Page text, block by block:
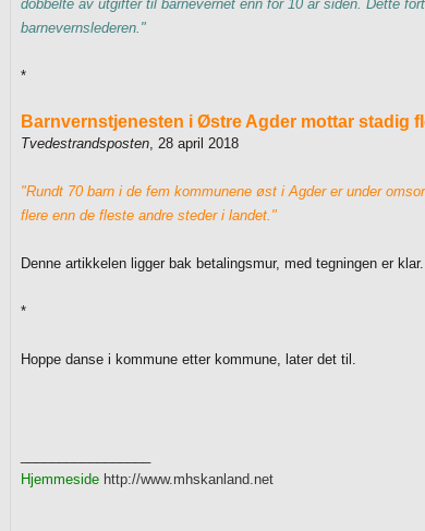
dobbelte av utgifter til barnevernet enn for 10 år siden. Dette
barnevernslederen."
*
Barnvernstjenesten i Østre Agder mottar stadig
Tvedestrandsposten, 28 april 2018
"Rundt 70 barn i de fem kommunene øst i Agder er under
flere enn de fleste andre steder i landet."
Denne artikkelen ligger bak betalingsmur, med tegningen er klar.
*
Hoppe danse i kommune etter kommune, later det til.
Hjemmeside http://www.mhskanland.net